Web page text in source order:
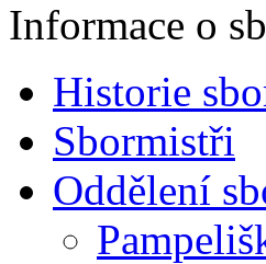
Informace o
Historie
Sbormistři
Oddělení